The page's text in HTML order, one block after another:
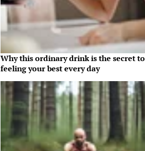
Why this ordinary drink is the secret to
feeling your best every day